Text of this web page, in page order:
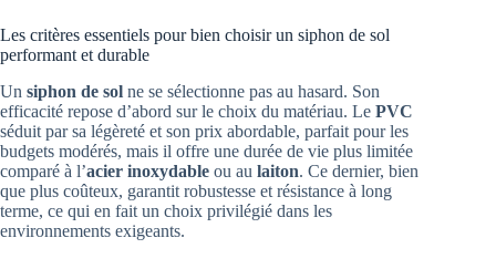
Les critères essentiels pour bien choisir un siphon de sol
performant et durable
Un siphon de sol ne se sélectionne pas au hasard. Son
efficacité repose d’abord sur le choix du matériau. Le PVC
séduit par sa légèreté et son prix abordable, parfait pour les
budgets modérés, mais il offre une durée de vie plus limitée
comparé à l’acier inoxydable ou au laiton. Ce dernier, bien
que plus coûteux, garantit robustesse et résistance à long
terme, ce qui en fait un choix privilégié dans les
environnements exigeants.